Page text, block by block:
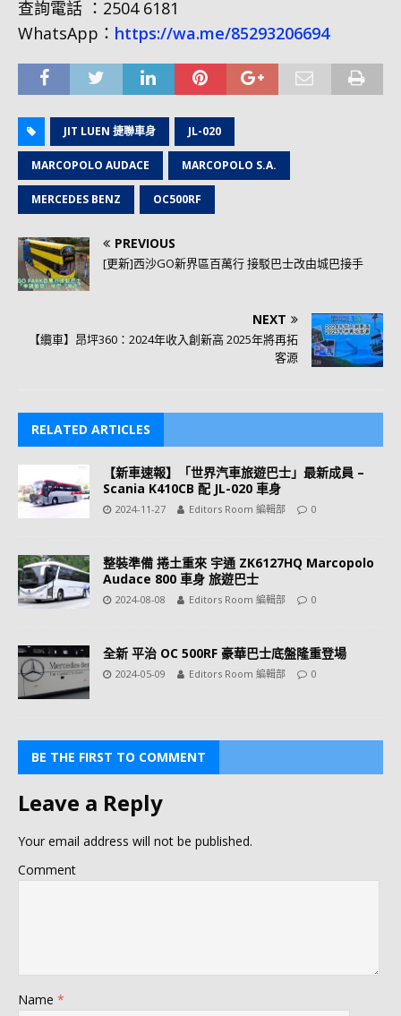
查詢電話 ：2504 6181
WhatsApp： https://wa.me/85293206694
JIT LUEN 捷聯車身 JL-020
MARCOPOLO AUDACE MARCOPOLO S.A.
MERCEDES BENZ OC500RF
PREVIOUS
[更新]西沙GO新界區百萬行 接駁巴士改由城巴接手
NEXT
【纜車】昂坪360：2024年收入創新高 2025年將再拓
客源
RELATED ARTICLES
【新車速報】「世界汽車旅遊巴士」最新成員 –
Scania K410CB 配 JL-020 車身
2024-11-27 Editors Room 編輯部 0
整裝準備 捲土重來 宇通 ZK6127HQ Marcopolo
Audace 800 車身 旅遊巴士
2024-08-08 Editors Room 編輯部 0
全新 平治 OC 500RF 豪華巴士底盤隆重登場
2024-05-09 Editors Room 編輯部 0
BE THE FIRST TO COMMENT
Leave a Reply
Your email address will not be published.
Comment
Name *